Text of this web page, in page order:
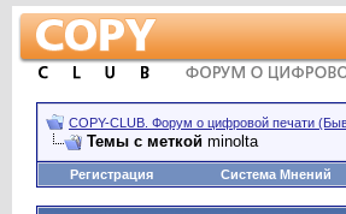
COPY-CLUB. Форум о цифровой печати
Темы с меткой minolta
Регистрация Система Мнений